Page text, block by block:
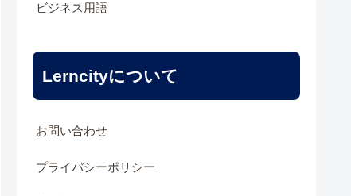
ビジネス用語
Lerncityについて
お問い合わせ
プライバシーポリシー